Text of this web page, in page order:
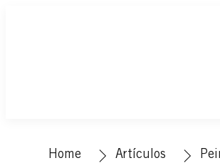
Home Artículos